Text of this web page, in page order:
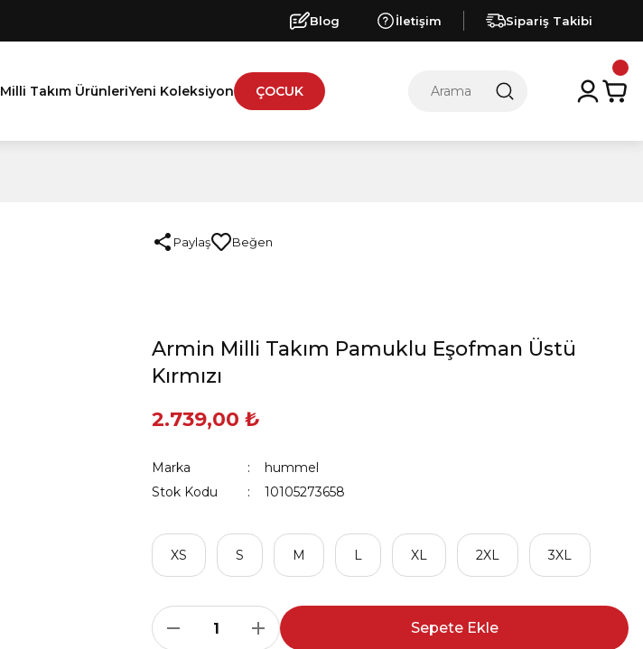
Blog İletişim Sipariş Takibi
Milli Takım ÜrünleriYeni Koleksiyon ÇOCUK
Paylaş
Armin Milli Takım Pamuklu Eşofman Üstü
Kırmızı
2.739,00 ₺
Marka
hummel
Stok Kodu
10105273658
XS S M L XL 2XL 3XL
Sepete Ekle